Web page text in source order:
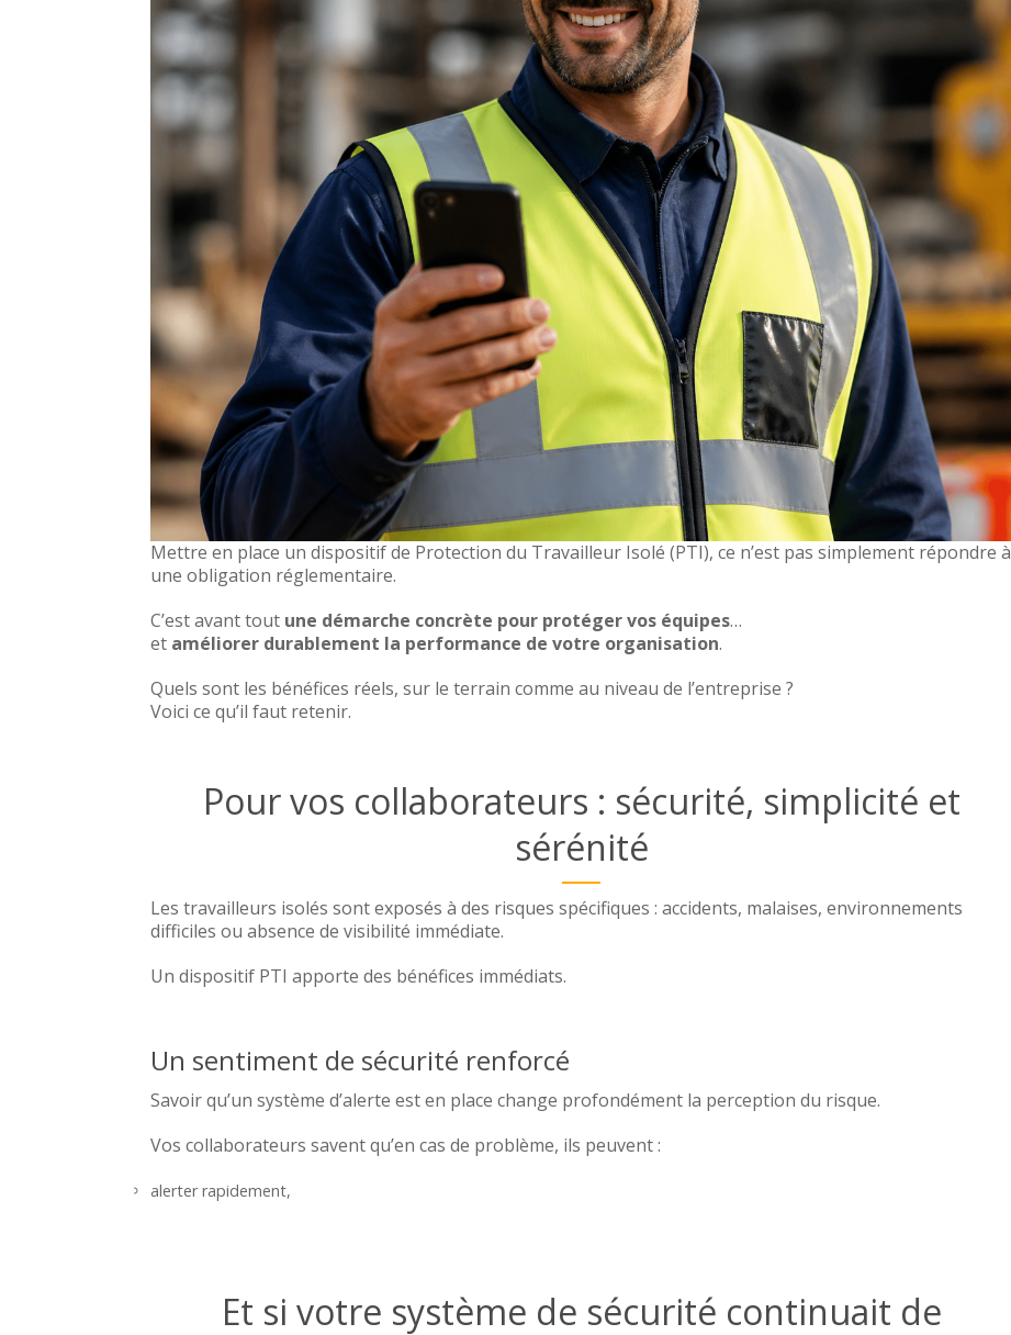
Mettre en place un dispositif de Protection du Travailleur Isolé (PTI), ce n’est pas simplement répondre à
une obligation réglementaire.
C’est avant tout une démarche concrète pour protéger vos équipes…
et améliorer durablement la performance de votre organisation.
Quels sont les bénéfices réels, sur le terrain comme au niveau de l’entreprise ?
Voici ce qu’il faut retenir.
Pour vos collaborateurs : sécurité, simplicité et
sérénité
Les travailleurs isolés sont exposés à des risques spécifiques : accidents, malaises, environnements
difficiles ou absence de visibilité immédiate.
Un dispositif PTI apporte des bénéfices immédiats.
Un sentiment de sécurité renforcé
Savoir qu’un système d’alerte est en place change profondément la perception du risque.
Vos collaborateurs savent qu’en cas de problème, ils peuvent :
alerter rapidement,
Et si votre système de sécurité continuait de